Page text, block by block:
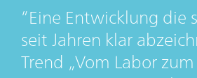
Eine Entwicklung die
seit Jahren klar
Trend „Vom Labor zum